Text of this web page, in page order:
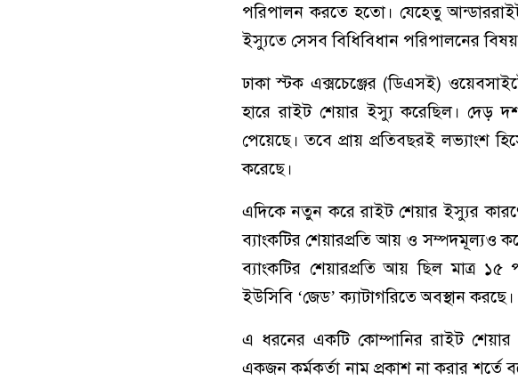
পরিপালন করতে হতো। যেহেতু
ইস্যুতে সেসব বিধিবিধান পরিপালনের
ঢাকা স্টক এক্সচেঞ্জের (ডিএসই)
হারে রাইট শেয়ার ইস্যু করেছিল। দেড়
পেয়েছে। তবে প্রায় প্রতিবছরই লভ্যাংশ
করেছে।
এদিকে নতুন করে রাইট শেয়ার ইস্যুর
ব্যাংকটির শেয়ারপ্রতি আয় ও সম্পদমূল্যও
ব্যাংকটির শেয়ারপ্রতি আয় ছিল মাত্র ১৫
ইউসিবি ‘জেড’ ক্যাটাগরিতে অবস্থান করছে।
এ ধরনের একটি কোম্পানির রাইট
একজন কর্মকর্তা নাম প্রকাশ না করার শর্তে